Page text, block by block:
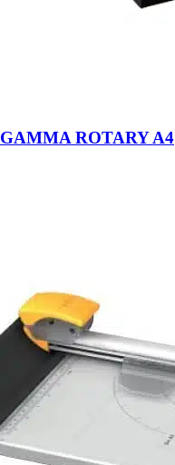
טרימר לחיתוך נייר GAMMA ROTARY A4